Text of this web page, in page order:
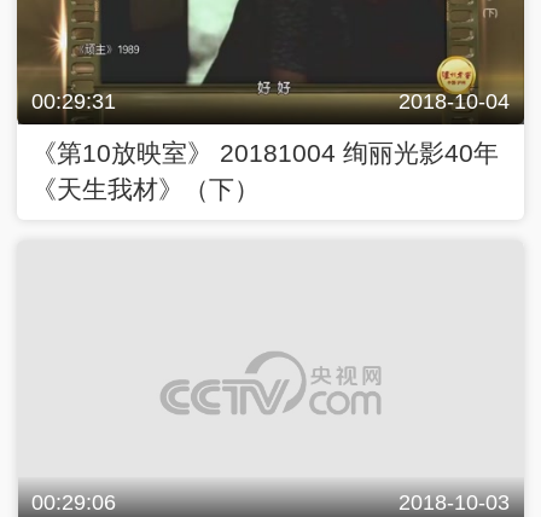
00:29:31 2018-10-04
《第10放映室》 20181004 绚丽光影40年
《天生我材》（下）
00:29:06 2018-10-03